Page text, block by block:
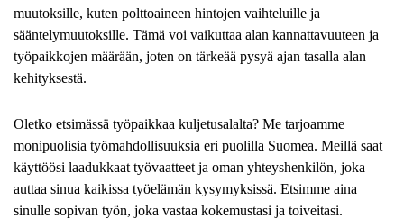
muutoksille, kuten polttoaineen hintojen vaihteluille ja
sääntelymuutoksille. Tämä voi vaikuttaa alan kannattavuuteen ja
työpaikkojen määrään, joten on tärkeää pysyä ajan tasalla alan
kehityksestä.
Oletko etsimässä työpaikkaa kuljetusalalta? Me tarjoamme
monipuolisia työmahdollisuuksia eri puolilla Suomea. Meillä saat
käyttöösi laadukkaat työvaatteet ja oman yhteyshenkilön, joka
auttaa sinua kaikissa työelämän kysymyksissä. Etsimme aina
sinulle sopivan työn, joka vastaa kokemustasi ja toiveitasi.